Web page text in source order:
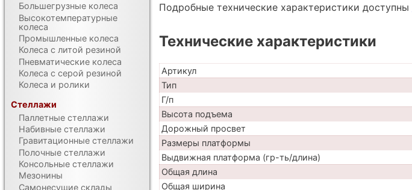
Подробные технические характеристики доступны
Технические характеристики
Артикул
Тип
Г/п
Высота подъема
Дорожный просвет
Размеры платформы
Выдвижная платформа (гр-ть/длина)
Общая длина
Общая ширина
Большегрузные колеса
Высокотемпературные
колеса
Промышленные колеса
Колеса с литой резиной
Пневматические колеса
Колеса с серой резиной
Колеса и ролики
Стеллажи
Паллетные стеллажи
Набивные стеллажи
Гравитационные стеллажи
Полочные стеллажи
Консольные стеллажи
Мезонины
Самонесущие склады